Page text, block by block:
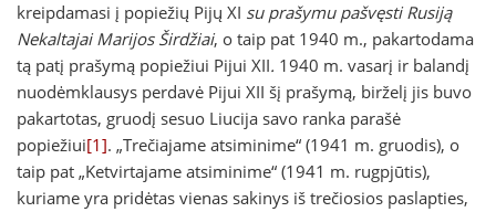
kreipdamasi į popiežių Pijų XI su prašymu pašvęsti Rusiją
Nekaltajai Marijos Širdžiai, o taip pat 1940 m., pakartodama
tą patį prašymą popiežiui Pijui XII. 1940 m. vasarį ir balandį
nuodėmklausys perdavė Pijui XII šį prašymą, birželį jis buvo
pakartotas, gruodį sesuo Liucija savo ranka parašė
popiežiui[1]. „Trečiajame atsiminime“ (1941 m. gruodis), o
taip pat „Ketvirtajame atsiminime“ (1941 m. rugpjūtis),
kuriame yra pridėtas vienas sakinys iš trečiosios paslapties,